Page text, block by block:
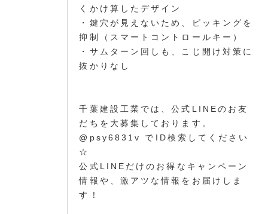
くかけ算したデザイン
・鍵穴が見えないため、ピッキングを
抑制（スマートコントロールキー）
・サムターン回しも、こじ開け対策に
抜かりなし
千葉建設工業では、公式LINEのお友
だちを大募集しております。
@psy6831v でID検索してください
☆
公式LINEだけのお得なキャンペーン
情報や、激アツな情報をお届けしま
す！